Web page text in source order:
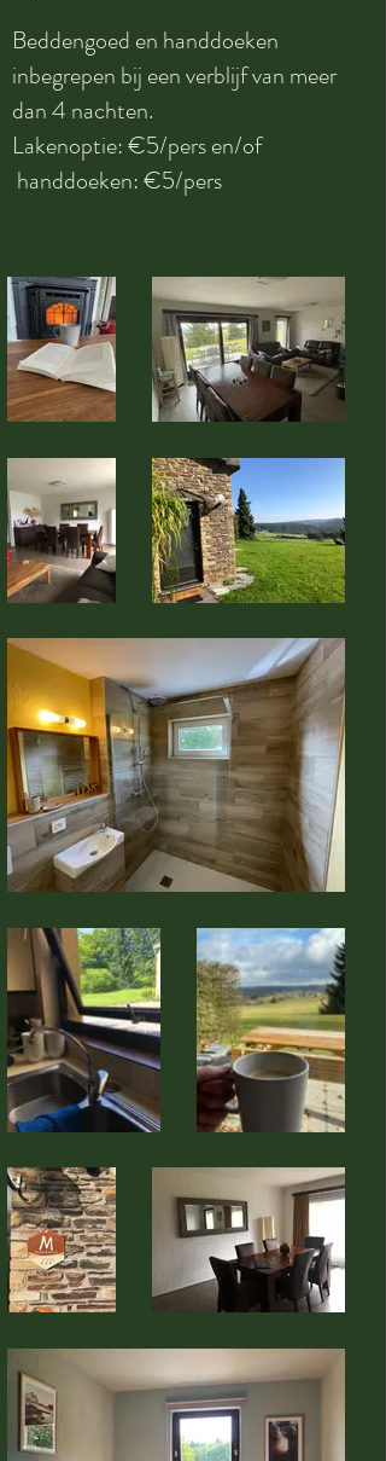
Beddengoed en handdoeken
inbegrepen bij een verblijf van meer
dan 4 nachten.
Lakenoptie: €5/pers en/of
handdoeken: €5/pers